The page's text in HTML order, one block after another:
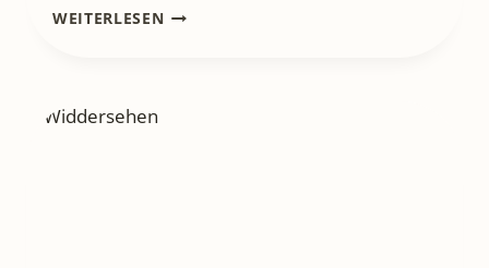
WEITERLESEN[REZENSION]